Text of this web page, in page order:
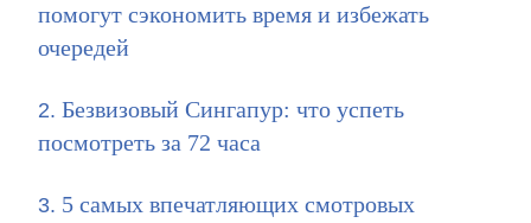
помогут сэкономить время и избежать
очередей
Безвизовый Сингапур: что успеть
посмотреть за 72 часа
5 самых впечатляющих смотровых